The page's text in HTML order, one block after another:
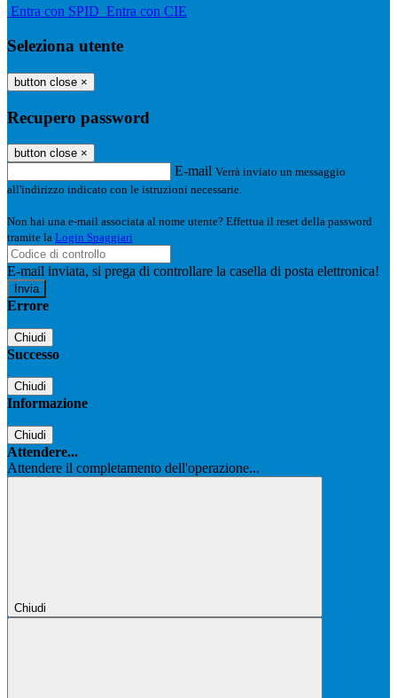
Entra con SPID Entra con CIE
Seleziona utente
button close ×
Recupero password
button close ×
E-mail Verrà inviato un messaggio
all'indirizzo indicato con le istruzioni necessarie.
Non hai una e-mail associata al nome utente? Effettua il reset della password
tramite la Login Spaggiari
E-mail inviata, si prega di controllare la casella di posta elettronica!
Errore
Chiudi
Successo
Chiudi
Informazione
Chiudi
Attendere...
Attendere il completamento dell'operazione...
Chiudi